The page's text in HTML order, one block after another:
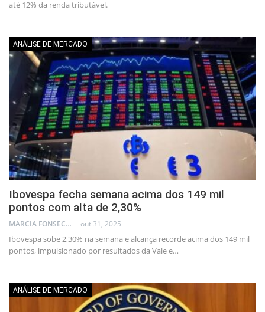
até 12% da renda tributável.
ANÁLISE DE MERCADO
Ibovespa fecha semana acima dos 149 mil
pontos com alta de 2,30%
MARCIA FONSECA - FINANCIAL CONSULTANT out 31, 2025
Ibovespa sobe 2,30% na semana e alcança recorde acima dos 149 mil
pontos, impulsionado por resultados da Vale e…
ANÁLISE DE MERCADO